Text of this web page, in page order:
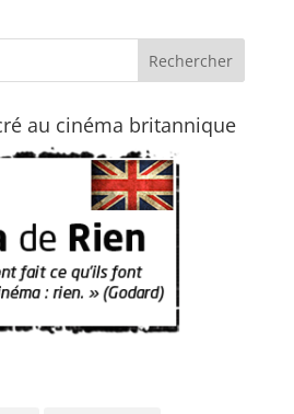
au cinéma britannique